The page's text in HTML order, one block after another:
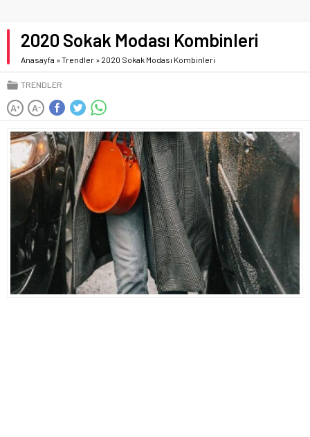
2020 Sokak Modası Kombinleri
Anasayfa »Trendler » 2020 Sokak Modası Kombinleri
TRENDLER
A+ A-